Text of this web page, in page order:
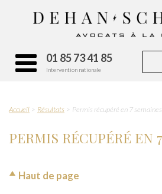
01 85 73 41 85
Intervention nationale
Accueil Résultats Permis récupéré en 7 semaines
PERMIS RÉCUPÉRÉ EN
Haut de page